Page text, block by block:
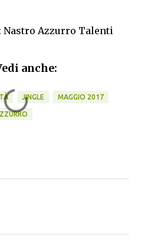
: Nastro Azzurro Talenti
anche:
JINGLE MAGGIO 2017